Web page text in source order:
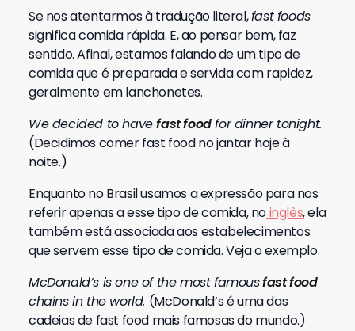
Se nos atentarmos à tradução literal,fast foods
significa comida rápida. E, ao pensar bem, faz
sentido.Afinal, estamos falando de um tipo de
comida que é preparada e servida com rapidez,
geralmente em lanchonetes.
We decided to havefast foodfor dinner tonight.
(Decidimos comer fast food no jantar hoje à
noite.)
Enquanto no Brasil usamos a expressão para nos
referir apenas a esse tipo de comida, noinglês, ela
também está associada aos estabelecimentos
que servem esse tipo de comida. Veja o exemplo.
McDonald’s is one of the most famousfast food
chains in the world. (McDonald’s é uma das
cadeias de fast food mais famosas do mundo.)